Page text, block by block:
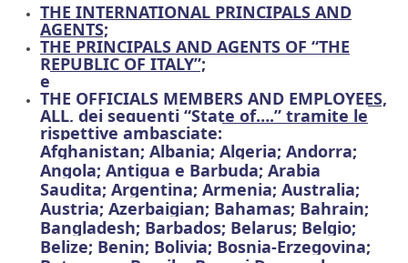
THE INTERNATIONAL PRINCIPALS AND
AGENTS;
THE PRINCIPALS AND AGENTS OF “THE
REPUBLIC OF ITALY”;
e
THE OFFICIALS MEMBERS AND EMPLOYEES,
ALL, dei seguenti “State of….” tramite le
rispettive ambasciate:
Afghanistan; Albania; Algeria; Andorra;
Angola; Antigua e Barbuda; Arabia
Saudita; Argentina; Armenia; Australia;
Austria; Azerbaigian; Bahamas; Bahrain;
Bangladesh; Barbados; Belarus; Belgio;
Belize; Benin; Bolivia; Bosnia-Erzegovina;